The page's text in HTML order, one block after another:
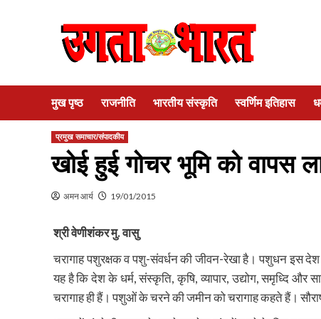
मुख पृष्ठ राजनीति भारतीय संस्कृति स्वर्णिम इतिहास
प्रमुख समाचार/संपादकीय
खोई हुई गोचर भूमि को वापस
अमन आर्य 19/01/2015
श्री वेणीशंकर मु. वासु
चरागाह पशुरक्षक व पशु-संवर्धन की जीवन-रेखा है। पशुधन इस देश
यह है कि देश के धर्म, संस्कृति, कृषि, व्यापार, उद्योग, समृध्दि और
चरागाह ही हैं। पशुओं के चरने की जमीन को चरागाह कहते हैं।